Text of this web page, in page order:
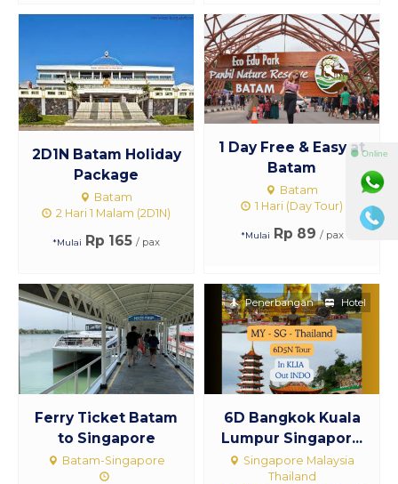
2D1N Batam Holiday
Package
Batam
2 Hari 1 Malam (2D1N)
*Mulai Rp 165 / pax
1 Day Free & Easy at
Batam
Batam
1 Hari (Day Tour)
*Mulai Rp 89 / pax
Ferry Ticket Batam
to Singapore
Batam-Singapore
6D Bangkok Kuala
Lumpur Singapor...
Singapore Malaysia
Thailand
Penerbangan Hotel
⚫ Online